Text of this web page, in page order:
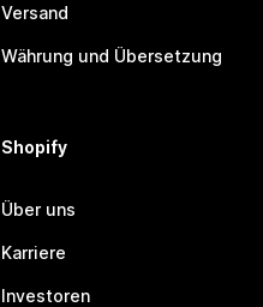
Versand
Währung und Übersetzung
Shopify
Über uns
Karriere
Investoren